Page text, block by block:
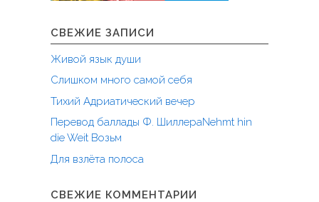
СВЕЖИЕ ЗАПИСИ
Живой язык души
Слишком много самой себя
Тихий Адриатический вечер
Перевод баллады Ф. ШиллераNehmt hin
die Weit Возьм
Для взлёта полоса
СВЕЖИЕ КОММЕНТАРИИ